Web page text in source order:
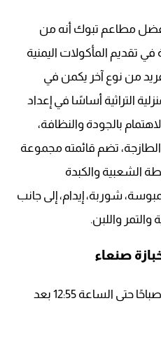
افضل مطاعم تبوك أنه من
تقديم المأكولات اليمنية
من نوع آخر يكمن في
التراثية أساسًا في إعداد
بالجودة والنظافة،
الطازجة، تضم قائمته مجموعة
الشعبية والكبدة
شوربة، إيدام، إلى جانب
واللبن.
صنعاء
يعمل المطعم يوميًا من 7:00 صباحًا حتى الساعة 12:55 بعد